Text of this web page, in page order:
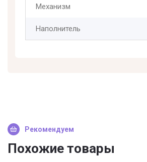
Механизм
Наполнитель
Рекомендуем
Похожие товары